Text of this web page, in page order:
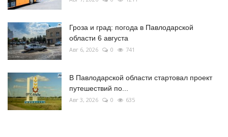
Гроза и град: погода в Павлодарской
области 6 августа
Авг 6, 2026 0 741
В Павлодарской области стартовал проект
путешествий по...
Авг 3, 2026 0 635